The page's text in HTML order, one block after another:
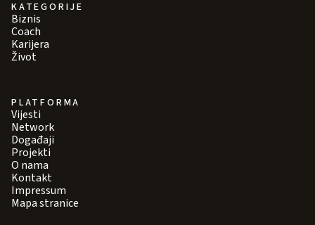
KATEGORIJE
Biznis
Coach
Karijera
Život
PLATFORMA
Vijesti
Network
Događaji
Projekti
O nama
Kontakt
Impressum
Mapa stranice